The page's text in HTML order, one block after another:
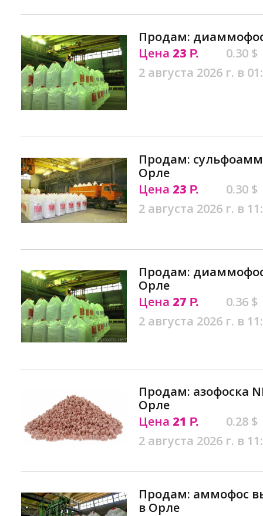
Продам:
Цена 23 Р.
0.30 $
2 августа 2026 г. в
Продам:
Орле
Цена 23 Р.
0.30 $
2 августа 2026 г. в
Продам:
Орле
Цена 27 Р.
0.36 $
2 августа 2026 г. в
Продам: азофоска
Орле
Цена 21 Р.
0.28 $
2 августа 2026 г. в
Продам: аммофос
в Орле